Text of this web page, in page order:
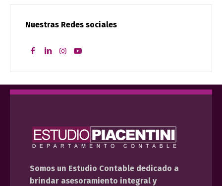
Nuestras Redes sociales
Somos un Estudio Contable dedicado a
brindar asesoramiento integral y